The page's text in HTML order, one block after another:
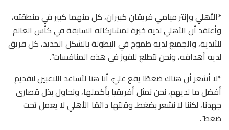
*الأهلي وإنتر ميامي فريقان كبيران، كل منهما كبير في منطقته،
وأعتقد أن الأهلي لديه خبرة لمشاركاته السابقة في كأس العالم
للأندية، والجميع لديه طموح في البطولة بالشكل الجديد، كل فريق
لديه أهدافه، ونحن نتطلع للفوز في هذه المنافسات”.
*لا أشعر أن هناك ضغطًا يقع عليّ، أنا هنا لأساعد اللاعبين لتقديم
أفضل ما لديهم، نحن نمثل أفريقيا بأكملها، ونحاول بذل قصارى
جهدنا، لكننا لا نشعر بضغطـ وقلتها دائمًا الأهلي لا يعمل تحت
ضغط”.